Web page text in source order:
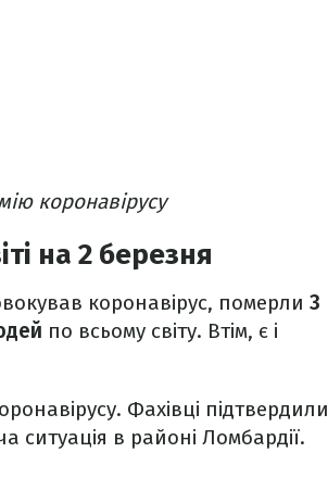
коронавірусу
на 2 березня
коронавірус, померли 3
по всьому світу. Втім, є і
Фахівці підтвердили
в районі Ломбардії.